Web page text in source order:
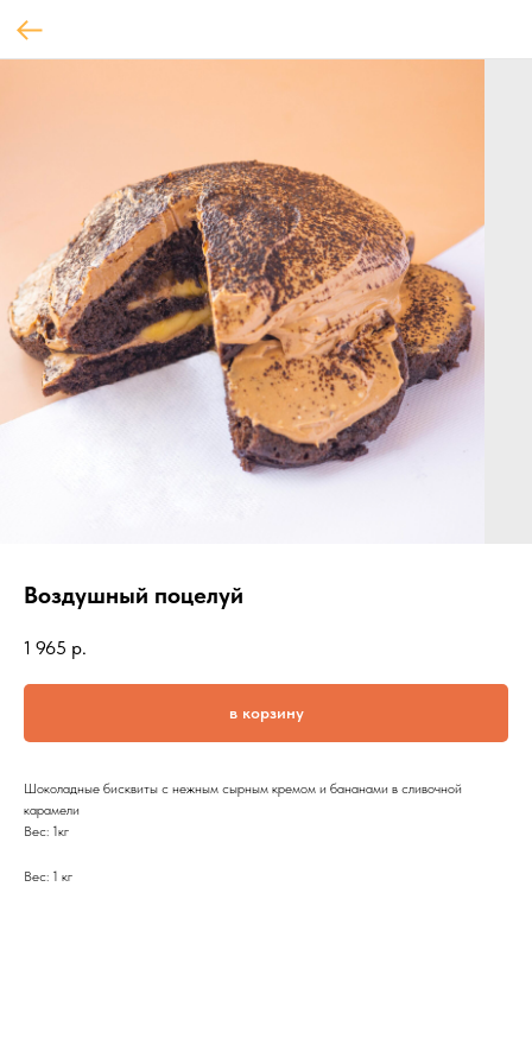
Воздушный поцелуй
1 965 р.
в корзину
Шоколадные бисквиты с нежным сырным кремом и бананами в сливочной
карамели
Вес: 1кг
Вес: 1 кг